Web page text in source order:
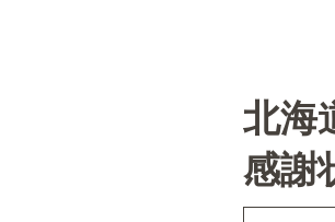
北海
感謝